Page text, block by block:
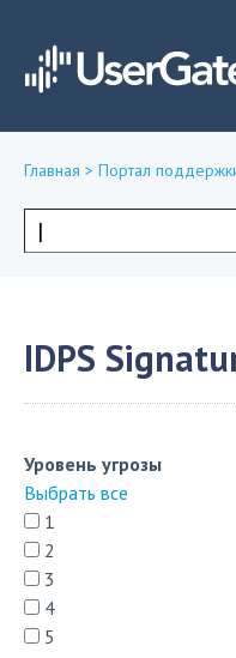
здесь
Главная > Портал
Форма
IDPS
Уровень угрозы
Выбрать все
1
2
3
4
5